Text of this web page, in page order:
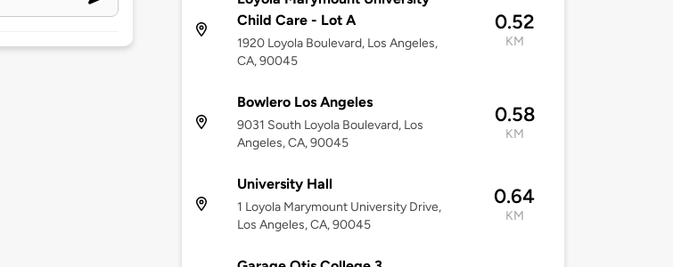
Child Care - Lot A
1920 Loyola Boulevard, Los Angeles,
CA, 90045
0.52
KM
Bowlero Los Angeles
9031 South Loyola Boulevard, Los
Angeles, CA, 90045
0.58
KM
University Hall
1 Loyola Marymount University Drive,
Los Angeles, CA, 90045
0.64
KM